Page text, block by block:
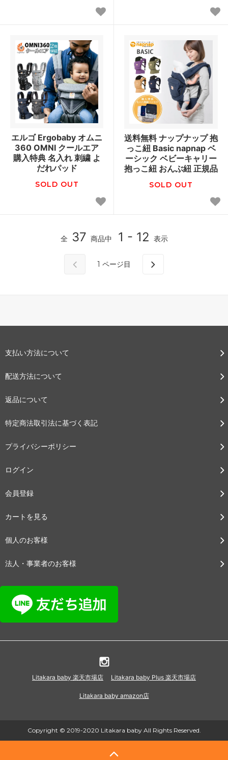
エルゴ Ergobaby オムニ
360 OMNI クールエア
購入特典 名入れ 刺繍 よ
だれパッド
SOLD OUT
送料無料 ナップナップ 抱
っこ紐 Basic napnap ベ
ーシック ベビーキャリー
抱っこ紐 おんぶ紐 正規品
SOLD OUT
全 37 商品中 1 - 12 表示
1 ページ目
支払い方法について
配送方法について
返品について
特定商法取引法に基づく表記
プライバシーポリシー
ログイン
会員登録
カートを見る
個人のお客様
法人・事業者のお客様
Litakara baby 楽天市場店 Litakara baby Plus 楽天市場店
Litakara baby amazon店
Copyright © 2019-2020 Litakara baby All Rights Reserved.